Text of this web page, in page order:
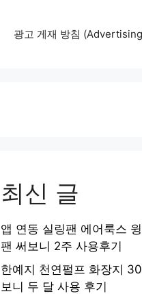
광고 게재 방침
최신 글
앱 연동 실링팬 에어룩스
팬 써보니 2주 사용후기
한예지 천연펄프 화장지
보니 두 달 사용 후기